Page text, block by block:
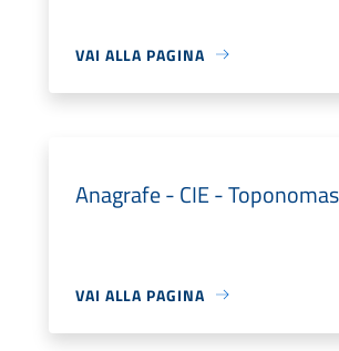
VAI ALLA PAGINA
Anagrafe - CIE -
VAI ALLA PAGINA